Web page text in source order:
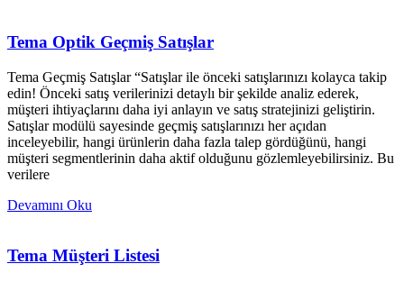
Tema Optik Geçmiş Satışlar
Tema Geçmiş Satışlar “Satışlar ile önceki satışlarınızı kolayca takip
edin! Önceki satış verilerinizi detaylı bir şekilde analiz ederek,
müşteri ihtiyaçlarını daha iyi anlayın ve satış stratejinizi geliştirin.
Satışlar modülü sayesinde geçmiş satışlarınızı her açıdan
inceleyebilir, hangi ürünlerin daha fazla talep gördüğünü, hangi
müşteri segmentlerinin daha aktif olduğunu gözlemleyebilirsiniz. Bu
verilere
Devamını Oku
Tema Müşteri Listesi